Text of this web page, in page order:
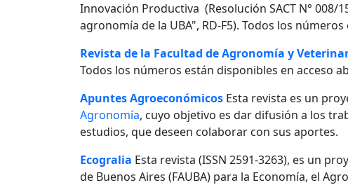
Innovación Productiva (Resolución SACT N°
agronomía de la UBA", RD-F5). Todos los
Revista de la Facultad de Agronomía y
Todos los números están disponibles en acceso
Apuntes Agroeconómicos Esta revista es un
Agronomía, cuyo objetivo es dar difusión a los
estudios, que deseen colaborar con sus aportes.
Ecogralia Esta revista (ISSN 2591-3263), es un
de Buenos Aires (FAUBA) para la Economía, el